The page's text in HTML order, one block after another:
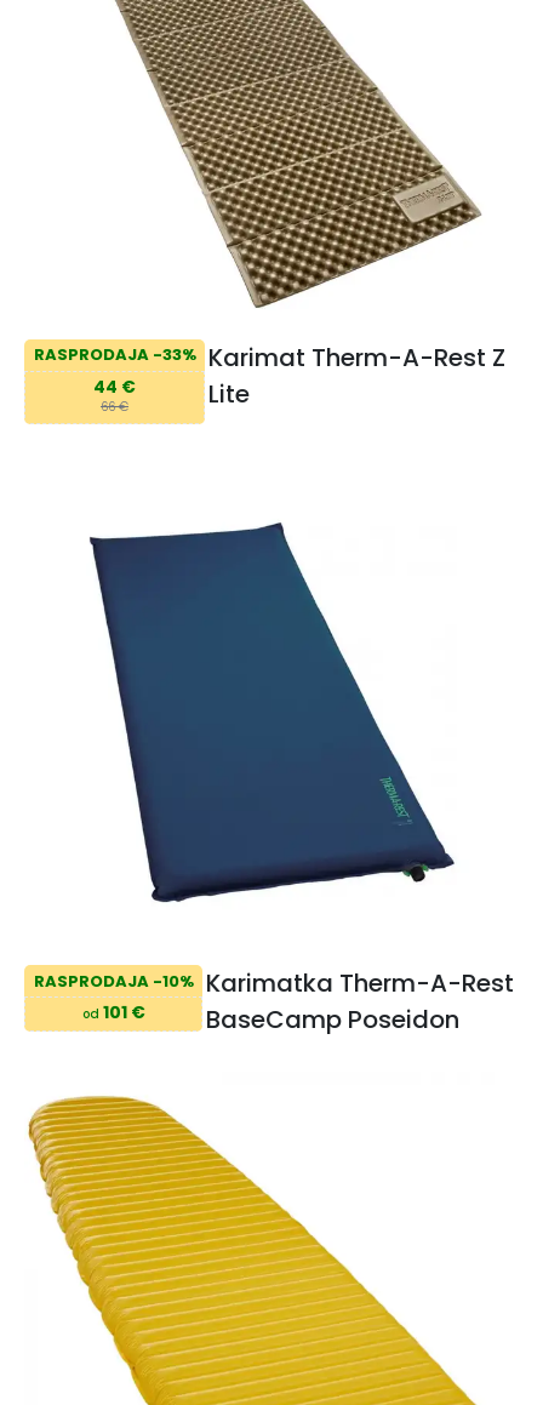
RASPRODAJA -33%
44 €
66 €
Karimat Therm-A-Rest Z
Lite
RASPRODAJA -10%
od 101 €
Karimatka Therm-A-Rest
BaseCamp Poseidon